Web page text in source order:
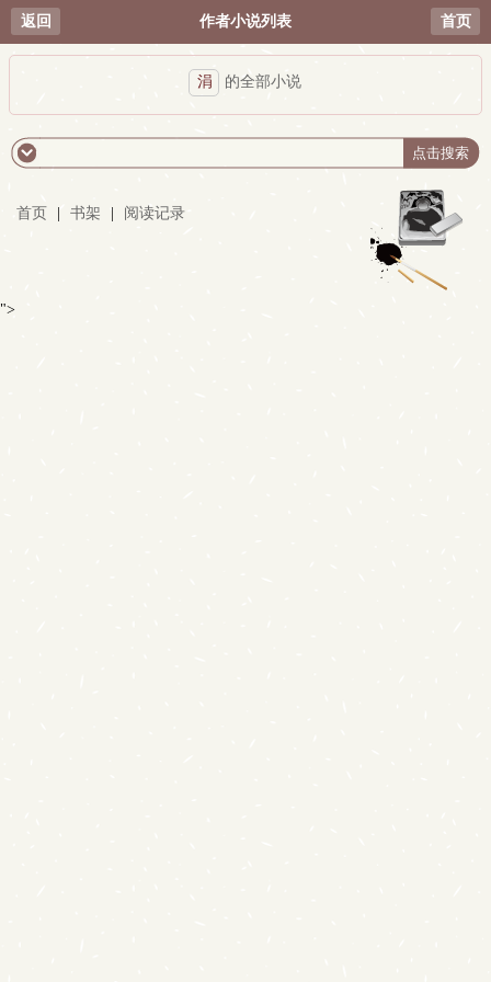
返回 作者小说列表 首页
涓 的全部小说
首页 书架 阅读记录
">